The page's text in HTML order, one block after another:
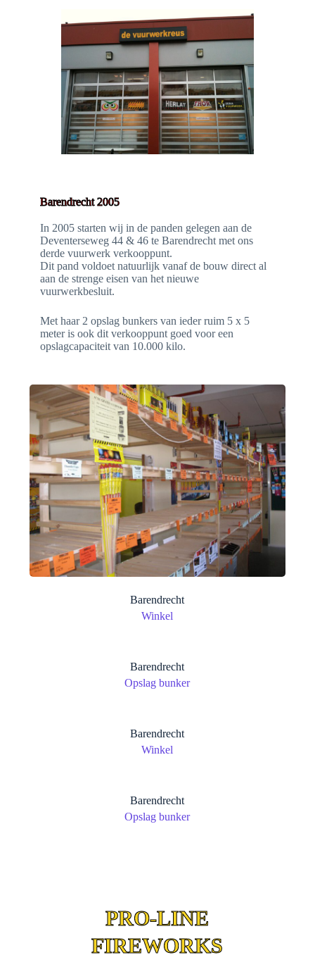
Barendrecht 2005
In 2005 starten wij in de panden gelegen aan de
Deventerseweg 44 & 46 te Barendrecht met ons
derde vuurwerk verkooppunt.
Dit pand voldoet natuurlijk vanaf de bouw direct al
aan de strenge eisen van het nieuwe
vuurwerkbesluit.
Met haar 2 opslag bunkers van ieder ruim 5 x 5
meter is ook dit verkooppunt goed voor een
opslagcapaciteit van 10.000 kilo.
Barendrecht
Winkel
Barendrecht
Opslag bunker
Barendrecht
Winkel
Barendrecht
Opslag bunker
PRO-LINE
FIREWORKS